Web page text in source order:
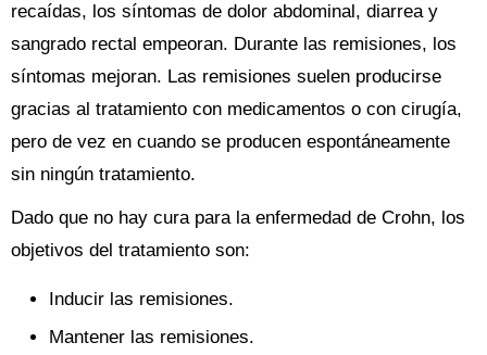
recaídas, los síntomas de dolor abdominal, diarrea y
sangrado rectal empeoran. Durante las remisiones, los
síntomas mejoran. Las remisiones suelen producirse
gracias al tratamiento con medicamentos o con cirugía,
pero de vez en cuando se producen espontáneamente
sin ningún tratamiento.
Dado que no hay cura para la enfermedad de Crohn, los
objetivos del tratamiento son:
Inducir las remisiones.
Mantener las remisiones.